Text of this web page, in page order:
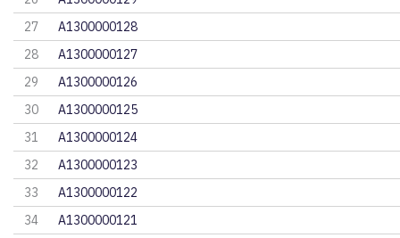
27
A1300000128
28
A1300000127
29
A1300000126
30
A1300000125
31
A1300000124
32
A1300000123
33
A1300000122
34
A1300000121